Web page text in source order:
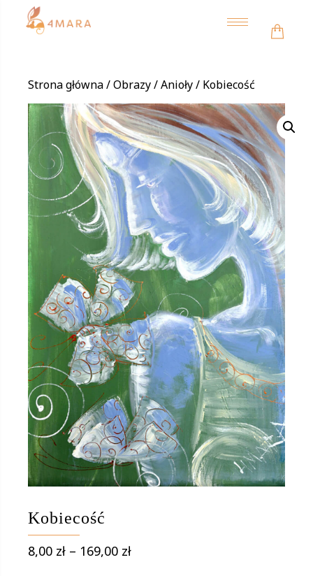
Toggle
navigation
Strona główna/Obrazy/Anioły/ Kobiecość
Kobiecość
8,00 zł – 169,00 złZakres